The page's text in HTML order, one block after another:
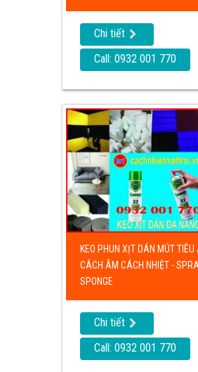
Chi tiết
Call: 0932 001 770
KEO PHUN XỊT DÁN MÚT TIÊU
CÁCH ÂM CÁCH NHIỆT -
SPONGE
Chi tiết
Call: 0932 001 770